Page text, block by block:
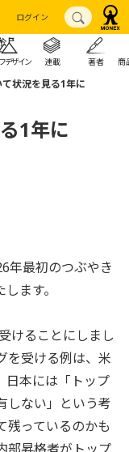
ログイン
デザイン 連載 著者 商
状況を見る1年に
1年に
年最初のつぶやき
ます。
けることにしまし
を受ける例は、米
日本には「トップ
しない」という考
残っているのかも